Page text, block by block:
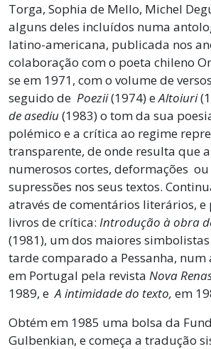
Torga, Sophia de Mello, Michel
alguns deles incluídos numa
latino-americana, publicada nos
colaboração com o poeta chileno
se em 1971, com o volume de
seguido de Poezii(1974) eAltoiuri
de asediu(1983) o tom da sua
polémico e a crítica ao regime
transparente, de onde resulta que
numerosos cortes, deformações
supressões nos seus textos.
através de comentários literários,
livros de crítica: Introdução à obra
(1981), um dos maiores
tarde comparado a Pessanha,
em Portugal pela revista Nova
1989, eA intimidade do texto, em
Obtém em 1985 uma bolsa da
Gulbenkian, e começa a tradução